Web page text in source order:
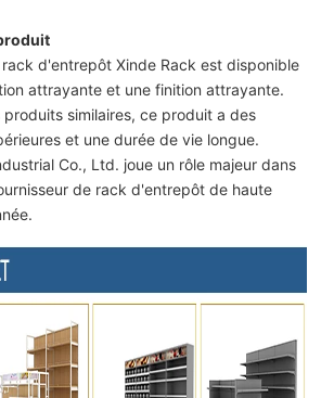
d'entrepôt Xinde Rack est disponible
attrayante et une finition attrayante.
similaires, ce produit a des
et une durée de vie longue.
Co., Ltd. joue un rôle majeur dans
de rack d'entrepôt de haute